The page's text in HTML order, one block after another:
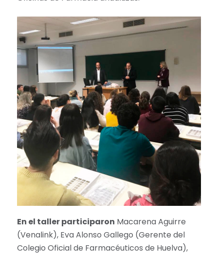
En el taller participaron Macarena Aguirre
(Venalink), Eva Alonso Gallego (Gerente del
Colegio Oficial de Farmacéuticos de Huelva),